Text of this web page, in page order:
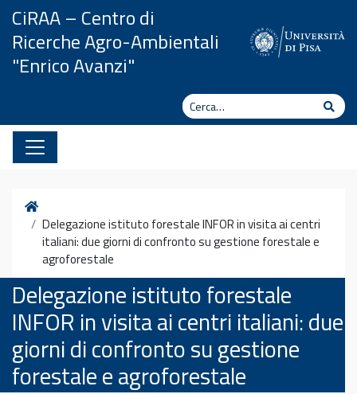
Vai al contenuto
CiRAA – Centro di
Ricerche Agro-Ambientali
"Enrico Avanzi"
Cerca
Home
Delegazione istituto forestale INFOR in visita ai centri
italiani: due giorni di confronto su gestione forestale e
agroforestale
Delegazione istituto forestale
INFOR in visita ai centri italiani: due
giorni di confronto su gestione
forestale e agroforestale